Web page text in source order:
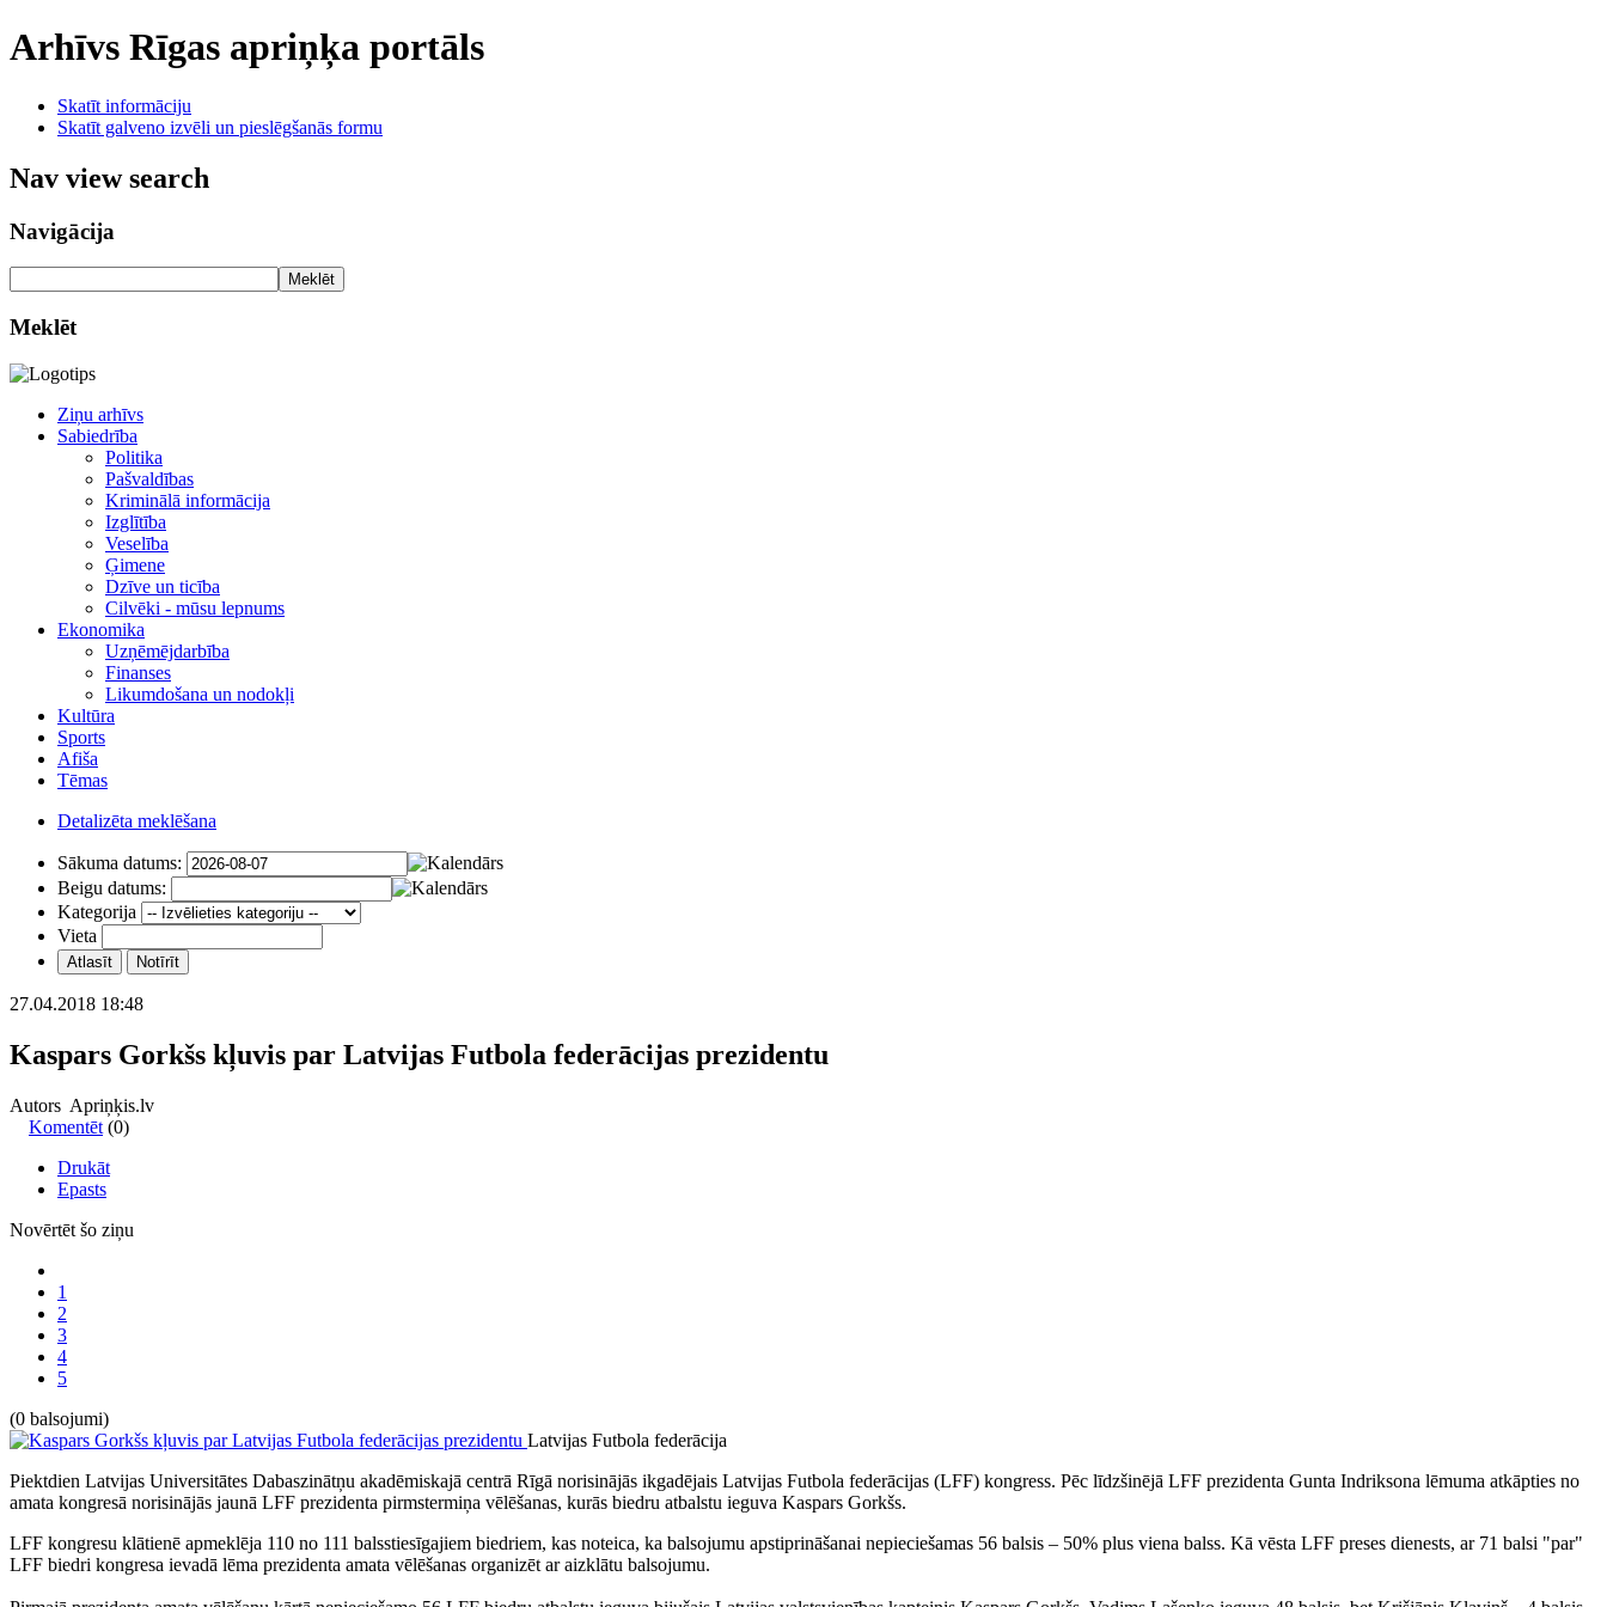
Arhīvs Rīgas apriņķa portāls
Skatīt informāciju
Skatīt galveno izvēli un pieslēgšanās formu
Nav view search
Navigācija
Meklēt
Meklēt
Ziņu arhīvs
Sabiedrība
Politika
Pašvaldības
Kriminālā informācija
Izglītība
Veselība
Ģimene
Dzīve un ticība
Cilvēki - mūsu lepnums
Ekonomika
Uzņēmējdarbība
Finanses
Likumdošana un nodokļi
Kultūra
Sports
Afiša
Tēmas
Detalizēta meklēšana
Sākuma datums:
Beigu datums:
Kategorija
Vieta
27.04.2018 18:48
Kaspars Gorkšs kļuvis par Latvijas Futbola federācijas prezidentu
Autors Apriņķis.lv
Komentēt (0)
Drukāt
Epasts
Novērtēt šo ziņu
1
2
3
4
5
(0 balsojumi)
Latvijas Futbola federācija
Piektdien Latvijas Universitātes Dabaszinātņu akadēmiskajā centrā Rīgā norisinājās ikgadējais Latvijas Futbola federācijas (LFF) kongress. Pēc līdzšinējā LFF prezidenta Gunta Indriksona lēmuma atkāpties no
amata kongresā norisinājās jaunā LFF prezidenta pirmstermiņa vēlēšanas, kurās biedru atbalstu ieguva Kaspars Gorkšs.
LFF kongresu klātienē apmeklēja 110 no 111 balsstiesīgajiem biedriem, kas noteica, ka balsojumu apstiprināšanai nepieciešamas 56 balsis – 50% plus viena balss. Kā vēsta LFF preses dienests, ar 71 balsi "par"
LFF biedri kongresa ievadā lēma prezidenta amata vēlēšanas organizēt ar aizklātu balsojumu.